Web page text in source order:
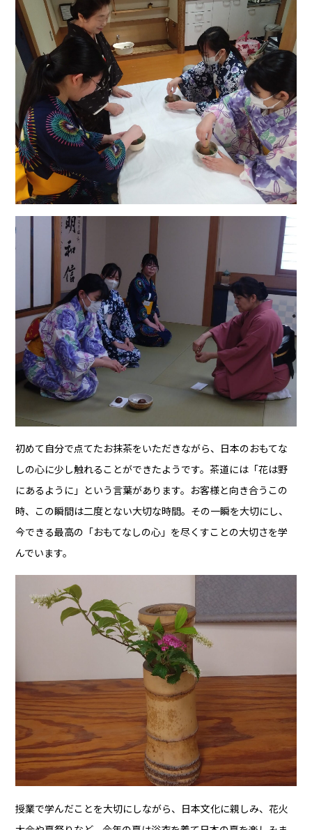
初めて自分で点てたお抹茶をいただきながら、日本のおもてな
しの心に少し触れることができたようです。茶道には「花は野
にあるように」という言葉があります。お客様と向き合うこの
時、この瞬間は二度とない大切な時間。その一瞬を大切にし、
今できる最高の「おもてなしの心」を尽くすことの大切さを学
んでいます。
授業で学んだことを大切にしながら、日本文化に親しみ、花火